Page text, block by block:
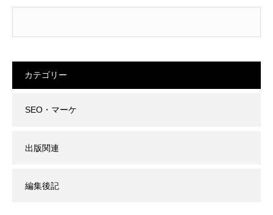
カテゴリー
SEO・マーケ
出版関連
編集後記